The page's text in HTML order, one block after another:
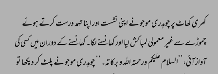
کھری کھاٹ پر چوہدری موجو نے اپنی نشست اور اپنا تہمد درست کرتے ہوئے
چموڑے سے غیر معمولی لمبا کش لیا اور کھانسنے لگا۔ کھانسنے کے دوران میں کسی کی
آواز آئی،’’السلام علیکم ورحمتہ اللہ و برکاتہ۔‘‘ چوہدری موجو نے پلٹ کر دیکھا تو